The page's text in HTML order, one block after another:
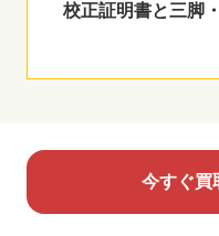
校正証明書と三脚
今すぐ買